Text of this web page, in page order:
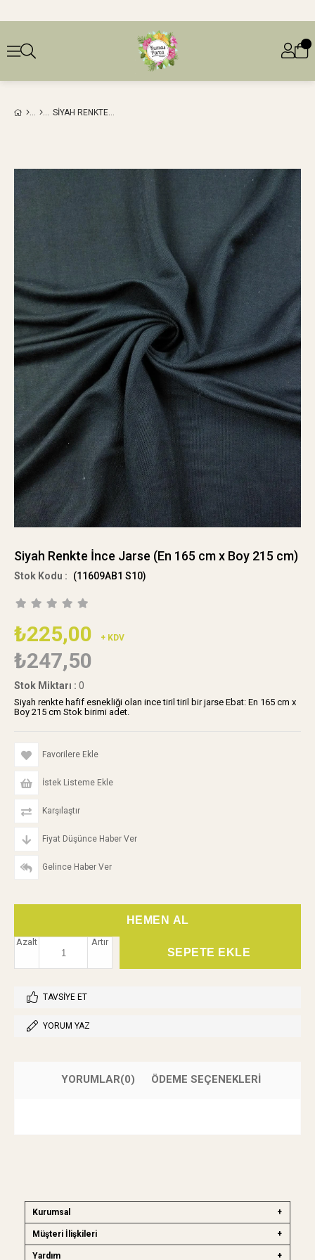
SIYAH RENKTE İNCE JARSE (EN 165 CM X BOY 215 CM)
Siyah Renkte İnce Jarse (En 165 cm x Boy 215 cm)
(11609AB1 S10)
₺225,00 + KDV
₺247,50
Stok Miktarı : 0
Siyah renkte hafif esnekliği olan ince tiril tiril bir jarse Ebat: En 165 cm x
Boy 215 cm Stok birimi adet.
Favorilere Ekle
İstek Listeme Ekle
Karşılaştır
Fiyat Düşünce Haber Ver
Gelince Haber Ver
Artır
Azalt
TAVSIYE ET
YORUM YAZ
YORUMLAR(0) ÖDEME SEÇENEKLERI
Kurumsal
Müşteri İlişkileri
Yardım